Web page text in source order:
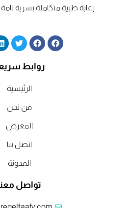
رعاية طبية متكاملة بسرية
F
a
F
a
e
b
T
w
t
r
L
i
k
e
روابط
الرئيسية
من نحن
المعرض
اتصل بنا
المدونة
تواصل معنا